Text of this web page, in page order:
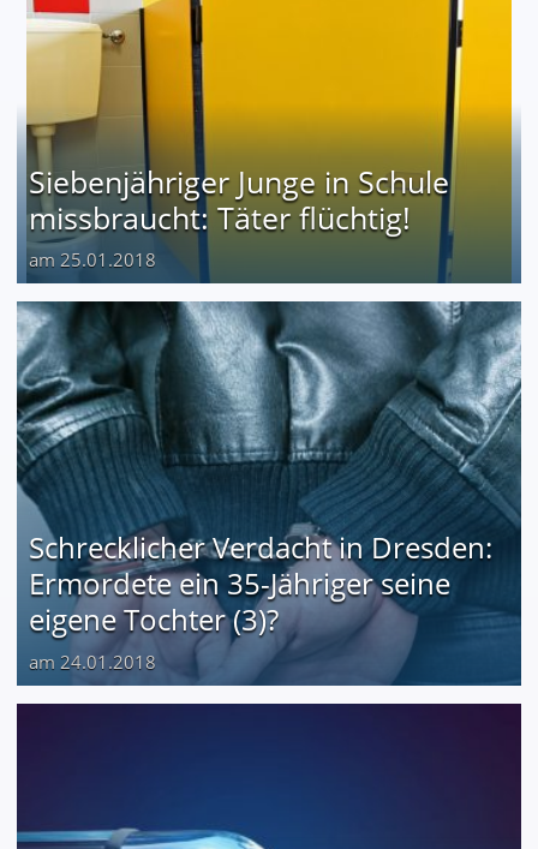
Siebenjähriger Junge in Schule
missbraucht: Täter flüchtig!
am 25.01.2018
Schrecklicher Verdacht in Dresden:
Ermordete ein 35-Jähriger seine
eigene Tochter (3)?
am 24.01.2018